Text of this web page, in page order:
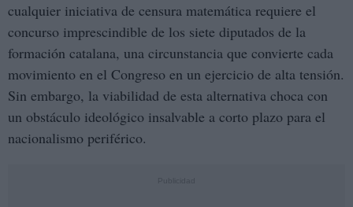
cualquier iniciativa de censura matemática requiere el
concurso imprescindible de los siete diputados de la
formación catalana, una circunstancia que convierte cada
movimiento en el Congreso en un ejercicio de alta tensión.
Sin embargo, la viabilidad de esta alternativa choca con
un obstáculo ideológico insalvable a corto plazo para el
nacionalismo periférico.